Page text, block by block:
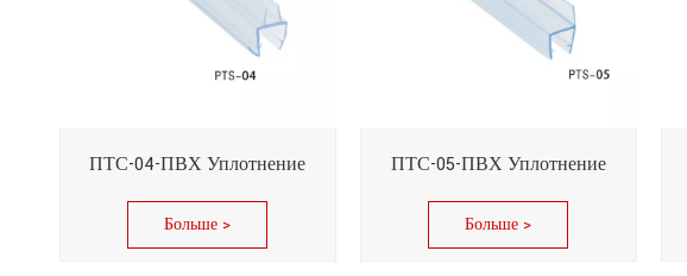
ПТС-04-ПВХ Уплотнение
Больше >
ПТС-05-ПВХ Уплотнение
Больше >